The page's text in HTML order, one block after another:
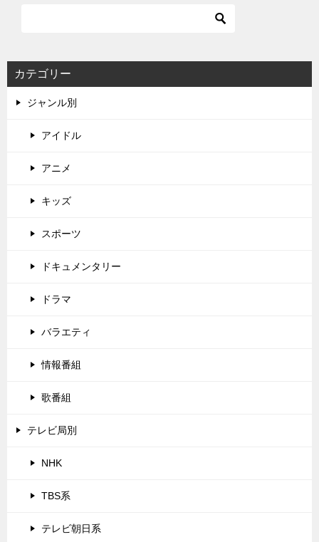
カテゴリー
ジャンル別
アイドル
アニメ
キッズ
スポーツ
ドキュメンタリー
ドラマ
バラエティ
情報番組
歌番組
テレビ局別
NHK
TBS系
テレビ朝日系